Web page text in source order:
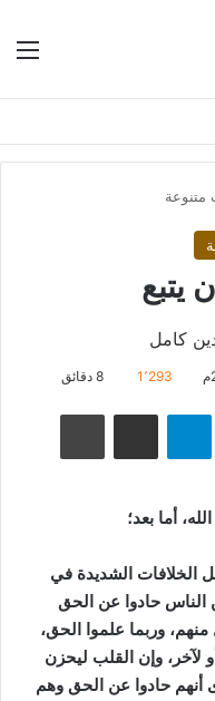
الوضع
متنوعة
يتبع
كامل
1٬293
تيلقرام مشاركة عبر البريد طباعة
أما بعد؛
الخلافات الشديدة في
الناس حادوا عن الحق
وربما علموا الحق،
لآخر، وإن القلب ليحزن
أنهم حادوا عن الحق وهم